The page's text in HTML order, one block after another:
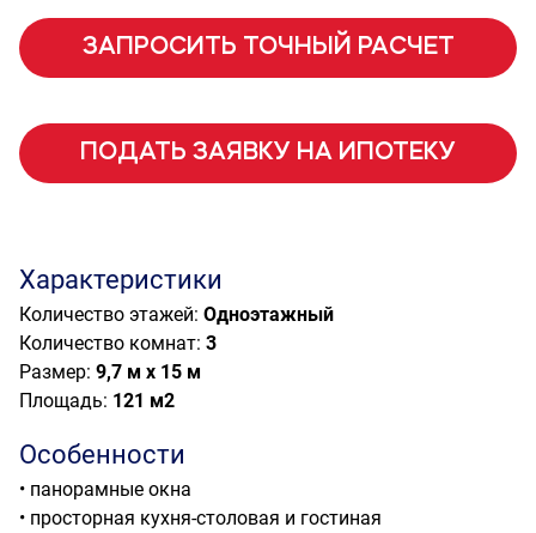
Характеристики
Количество этажей: Одноэтажный
Количество комнат: 3
Размер: 9,7 м х 15 м
Площадь: 121 м2
Особенности
• панорамные окна
• просторная кухня-столовая и гостиная
ЗАПРОСИТЬ ТОЧНЫЙ РАСЧЕТ
ПОДАТЬ ЗАЯВКУ НА ИПОТЕКУ